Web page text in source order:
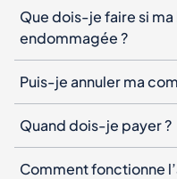
Que dois-je faire si
endommagée ?
Puis-je annuler ma
Quand dois-je payer ?
Comment fonctionne